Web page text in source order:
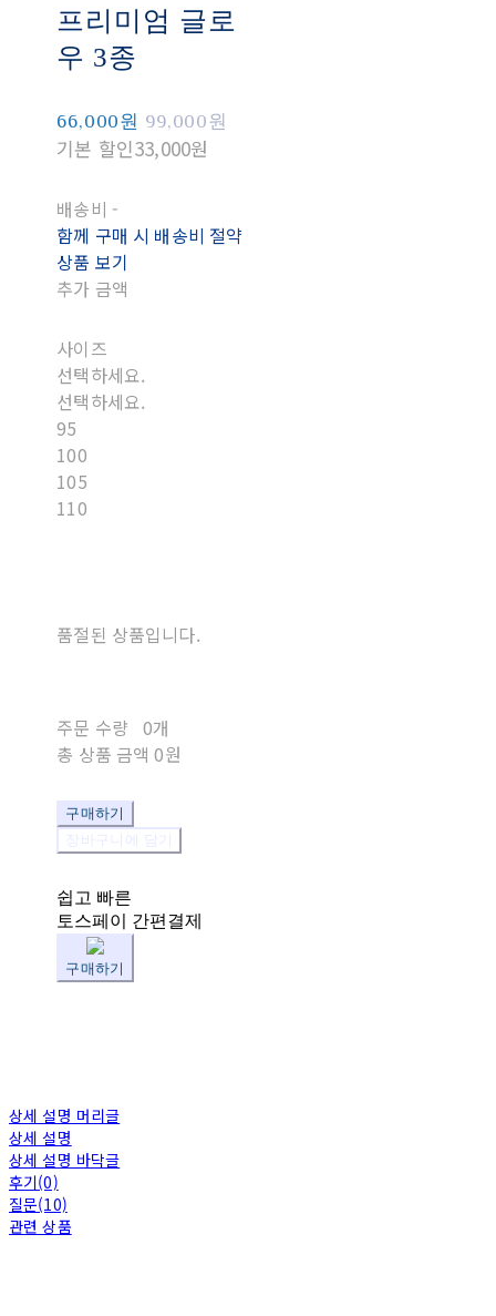
프리미엄 글로
우 3종
66,000원 99,000원
기본 할인33,000원
배송비 -
함께 구매 시 배송비 절약
상품 보기
추가 금액
사이즈
선택하세요.
선택하세요.
95
100
105
110
품절된 상품입니다.
주문 수량 0개
총 상품 금액 0원
구매하기
장바구니에 담기
쉽고 빠른
토스페이 간편결제
구매하기
상세 설명 머리글
상세 설명
상세 설명 바닥글
후기(0)
질문(10)
관련 상품